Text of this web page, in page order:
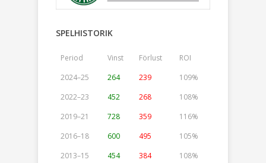
SPELHISTORIK
Period Vinst Förlust
ROI
2024–25
264 239
109%
2022–23
452 268
108%
2019–21
728 359
116%
2016–18
600 495
105%
2013–15
454 384 108%